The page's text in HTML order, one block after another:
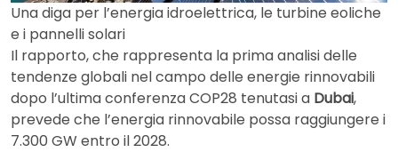
Una diga per l’energia idroelettrica, le turbine eoliche
e i pannelli solari
Il rapporto, che rappresenta la prima analisi delle
tendenze globali nel campo delle energie rinnovabili
dopo l’ultima conferenza COP28 tenutasi a Dubai,
prevede che l’energia rinnovabile possa raggiungere i
7.300 GW entro il 2028.